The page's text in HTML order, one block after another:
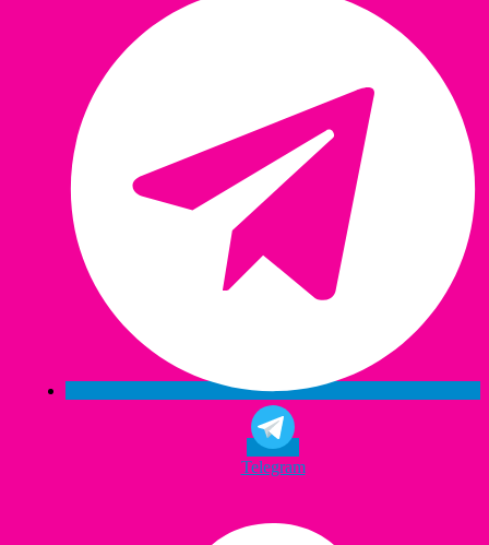
Telegram